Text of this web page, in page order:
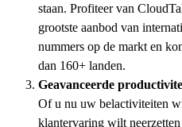
staan. Profiteer van
grootste aanbod van
nummers op de markt en
dan 160+ landen.
Geavanceerde
Of u nu uw belactiviteiten
klantervaring wilt